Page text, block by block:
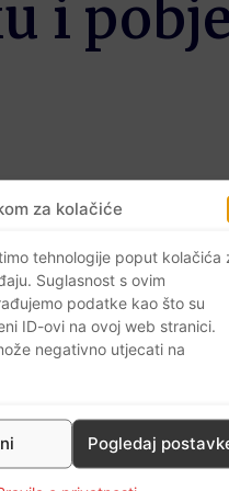
za kolačiće
tehnologije poput kolačića
Suglasnost s ovim
podatke kao što su
ID-ovi na ovoj web stranici.
negativno utjecati na
Pogledaj
i
utjecajem
24 sata…
u Splitu pod
u Splitu
vozila